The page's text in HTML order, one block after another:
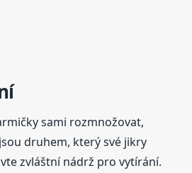
sami rozmnožovat,
druhem, který své jikry
zvláštní nádrž pro vytírání.